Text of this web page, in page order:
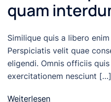
quam
Similique quis a libero
Perspiciatis velit quae
eligendi. Omnis officiis
exercitationem nesciunt […]
Weiterlesen